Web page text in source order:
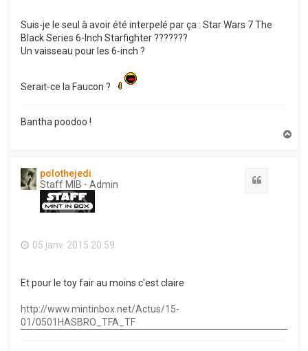
Suis-je le seul à avoir été interpelé par ça : Star Wars 7 The
Black Series 6-Inch Starfighter ???????
Un vaisseau pour les 6-inch ?
Serait-ce la Faucon ?
Bantha poodoo !
polothejedi
Staff MIB - Admin
05 janv. 2015 20:59
Et pour le toy fair au moins c'est claire
http://www.mintinbox.net/Actus/15-
01/0501HASBRO_TFA_TF